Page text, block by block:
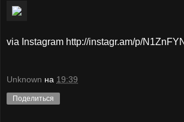
via Instagram http://instagr.am/p/
Unknown на 19:39
Поделиться